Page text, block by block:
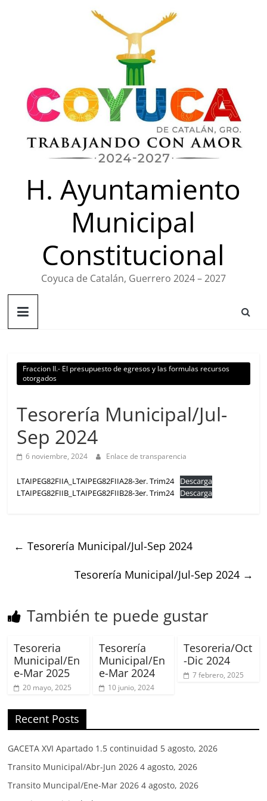
H. Ayuntamiento
Municipal
Constitucional
Coyuca de Catalán, Guerrero 2024 – 2027
Fraccion II.- El presupuesto de egresos y las formulas recursos
otorgados
Tesorería Municipal/Jul-
Sep 2024
6 noviembre, 2024 Enlace de transparencia
LTAIPEG82FIIA_LTAIPEG82FIIA28-3er. Trim24 Descarga
LTAIPEG82FIIB_LTAIPEG82FIIB28-3er. Trim24 Descarga
← Tesorería Municipal/Jul-Sep 2024
Tesorería Municipal/Jul-Sep 2024 →
También te puede gustar
Tesoreria
Municipal/En
e-Mar 2025
20 mayo, 2025
Tesorería
Municipal/En
e-Mar 2024
10 junio, 2024
Tesoreria/Oct
-Dic 2024
7 febrero, 2025
Recent Posts
GACETA XVI Apartado 1.5 continuidad 5 agosto, 2026
Transito Municipal/Abr-Jun 2026 4 agosto, 2026
Transito Muncipal/Ene-Mar 2026 4 agosto, 2026